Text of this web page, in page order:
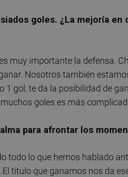
goles. ¿La mejoría en
muy importante la defensa.
Nosotros también
1 gol, te da la posibilidad de
goles es más
para afrontar los
todo lo que hemos hablado
título que ganamos nos da